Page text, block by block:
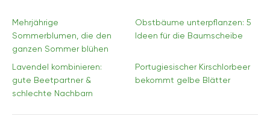
Mehrjährige
Sommerblumen, die den
ganzen Sommer blühen
Obstbäume unterpflanzen: 5
Ideen für die Baumscheibe
Lavendel kombinieren:
gute Beetpartner &
schlechte Nachbarn
Portugiesischer Kirschlorbeer
bekommt gelbe Blätter